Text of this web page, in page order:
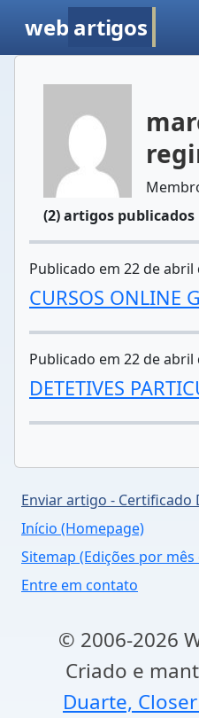
web artigos
(2) artigos publicados
Publicado em 22 de abril
CURSOS ONLINE
Publicado em 22 de abril
DETETIVES
Enviar artigo - Certificado
Início (Homepage)
Sitemap (Edições por mês
Entre em contato
© 2006-2026
Criado e
Duarte,